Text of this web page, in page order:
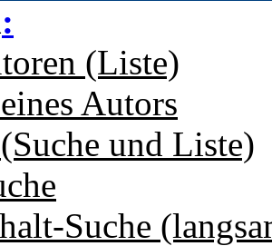
:
(Liste)
Autors
und Liste)
Suche